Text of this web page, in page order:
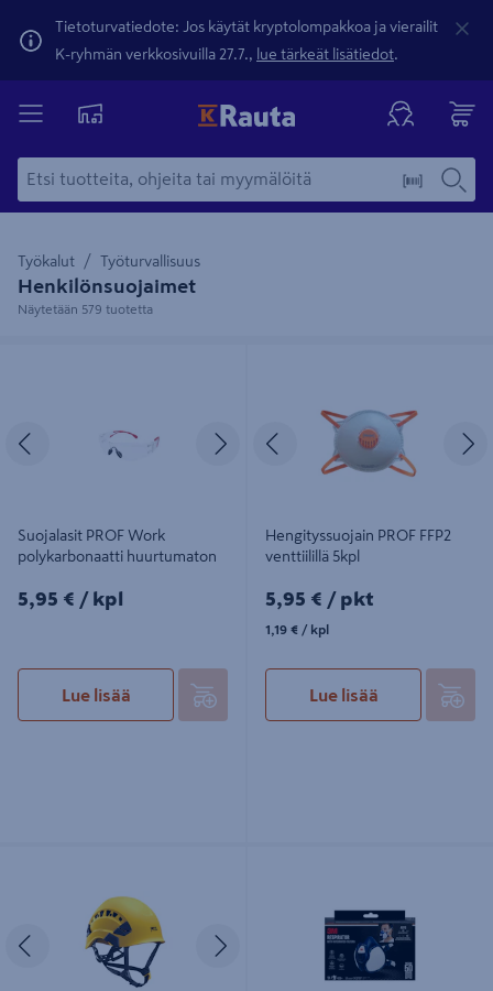
Tietoturvatiedote: Jos käytät kryptolompakkoa ja vierailit
K-ryhmän verkkosivuilla 27.7., lue tärkeät lisätiedot.
Työkalut Työturvallisuus
Henkilönsuojaimet
Näytetään 579 tuotetta
Seuraava
Suojalasit PROF Work
polykarbonaatti huurtumaton
5,95€/kpl
5,95 € / kpl
Lue lisää
Edellinen
Hengityssuojain PROF FFP2
venttiilillä 5kpl
5,95€/pkt
5,95 € / pkt
1,19€/kpl
1,19 € / kpl
Lue lisää
Edellinen